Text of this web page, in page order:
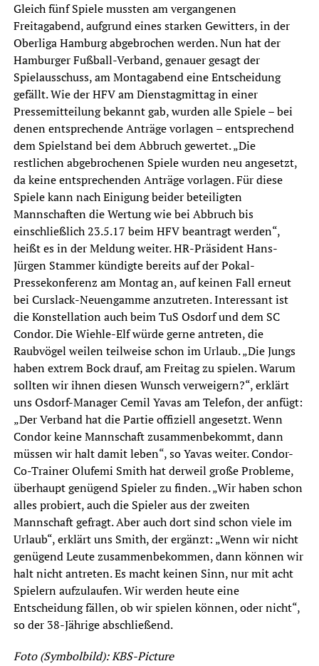
Gleich fünf Spiele mussten am vergangenen
Freitagabend, aufgrund eines starken Gewitters, in der
Oberliga Hamburg abgebrochen werden. Nun hat der
Hamburger Fußball-Verband, genauer gesagt der
Spielausschuss, am Montagabend eine Entscheidung
gefällt. Wie der HFV am Dienstagmittag in einer
Pressemitteilung bekannt gab, wurden alle Spiele – bei
denen entsprechende Anträge vorlagen – entsprechend
dem Spielstand bei dem Abbruch gewertet. „Die
restlichen abgebrochenen Spiele wurden neu angesetzt,
da keine entsprechenden Anträge vorlagen. Für diese
Spiele kann nach Einigung beider beteiligten
Mannschaften die Wertung wie bei Abbruch bis
einschließlich 23.5.17 beim HFV beantragt werden“,
heißt es in der Meldung weiter. HR-Präsident Hans-
Jürgen Stammer kündigte bereits auf der Pokal-
Pressekonferenz am Montag an, auf keinen Fall erneut
bei Curslack-Neuengamme anzutreten. Interessant ist
die Konstellation auch beim TuS Osdorf und dem SC
Condor. Die Wiehle-Elf würde gerne antreten, die
Raubvögel weilen teilweise schon im Urlaub. „Die Jungs
haben extrem Bock drauf, am Freitag zu spielen. Warum
sollten wir ihnen diesen Wunsch verweigern?“, erklärt
uns Osdorf-Manager Cemil Yavas am Telefon, der anfügt:
„Der Verband hat die Partie offiziell angesetzt. Wenn
Condor keine Mannschaft zusammenbekommt, dann
müssen wir halt damit leben“, so Yavas weiter. Condor-
Co-Trainer Olufemi Smith hat derweil große Probleme,
überhaupt genügend Spieler zu finden. „Wir haben schon
alles probiert, auch die Spieler aus der zweiten
Mannschaft gefragt. Aber auch dort sind schon viele im
Urlaub“, erklärt uns Smith, der ergänzt: „Wenn wir nicht
genügend Leute zusammenbekommen, dann können wir
halt nicht antreten. Es macht keinen Sinn, nur mit acht
Spielern aufzulaufen. Wir werden heute eine
Entscheidung fällen, ob wir spielen können, oder nicht“,
so der 38-Jährige abschließend.
Foto (Symbolbild): KBS-Picture